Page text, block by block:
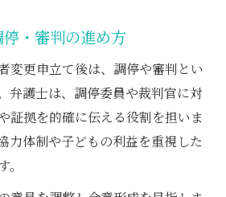
・審判の進め方
変更申立て後は、調停や審判とい
弁護士は、調停委員や裁判官に対
証拠を的確に伝える役割を担いま
力体制や子どもの利益を重視した